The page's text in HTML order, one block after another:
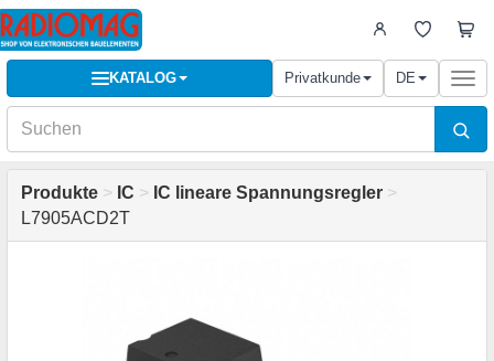
KATALOG Privatkunde DE
Produkte > IC > IC lineare Spannungsregler >
L7905ACD2T